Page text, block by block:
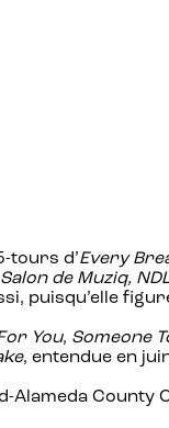
tours d’Every
de Muziq,
puisqu’elle
You, Someone
, entendue en
Alameda County